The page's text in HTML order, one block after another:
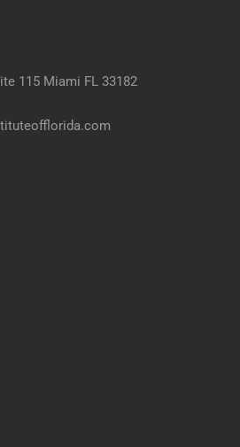
115 Miami FL 33182